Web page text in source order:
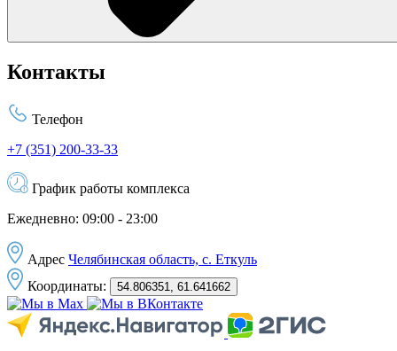
Контакты
Телефон
+7 (351) 200-33-33
График работы комплекса
Ежедневно: 09:00 - 23:00
Адрес Челябинская область, с. Еткуль
Координаты:
54.806351, 61.641662